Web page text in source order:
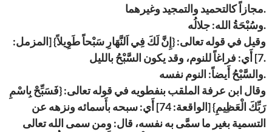
مجازاً كالتحميد والتمجيد وغيرهما.
وسُبْحَةُ الله: جلالُه.
وقيل في قوله تعالى: {إِنَّ لَكَ فِي اَلنَّهَارِ سَبْحاً طَوِيلاً} [المزمل:
7] أَي: فراغاً للنوم، وقد يكون السَّبْحُ بالليل.
والسَّبْحُ أَيضاً: النوم نفسه.
وقال ابن عرفة الملقب بنفطويه في قوله تعالى: {فَسَبِّحْ بِاسْمِ
رَبِّكَ الْعَظِيمِ} [الواقعة: 74] أَي: سبحه بأَسمائه ونزهه عن
التسمية بغير ما سمَّى به نفسه، قال: ومن سمى الله تعالى